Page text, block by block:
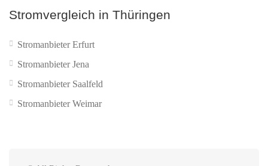
Stromvergleich in Thüringen
Stromanbieter Erfurt
Stromanbieter Jena
Stromanbieter Saalfeld
Stromanbieter Weimar